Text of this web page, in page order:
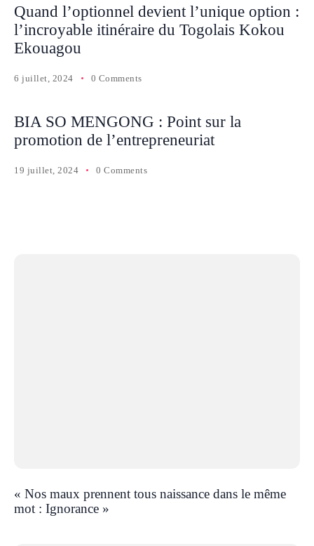
Quand l’optionnel devient l’unique option :
l’incroyable itinéraire du Togolais Kokou
Ekouagou
6 juillet, 2024 0 Comments
BIA SO MENGONG : Point sur la
promotion de l’entrepreneuriat
19 juillet, 2024 0 Comments
« Nos maux prennent tous naissance dans le même
mot : Ignorance »